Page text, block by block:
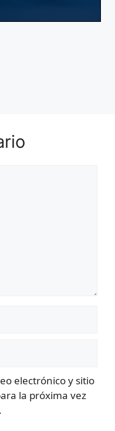
electrónico y sitio
la próxima vez